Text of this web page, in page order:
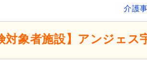
介護
対象者施設】アンジェス